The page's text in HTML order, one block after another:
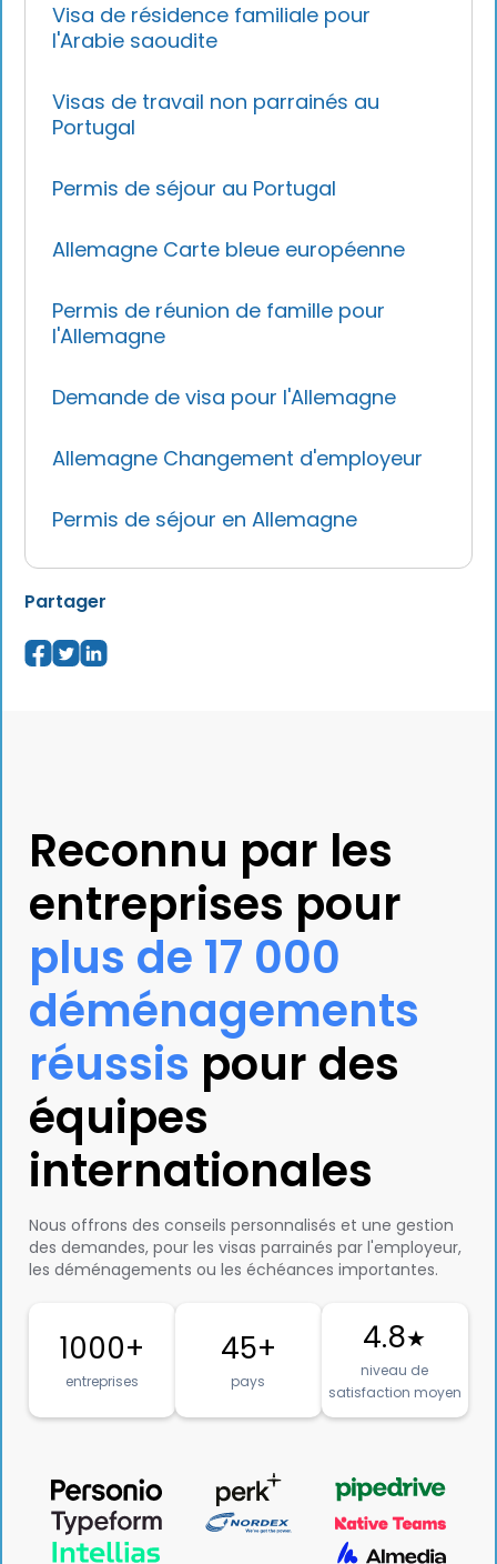
Visa de résidence familiale pour
l'Arabie saoudite
Visas de travail non parrainés au
Portugal
Permis de séjour au Portugal
Allemagne Carte bleue européenne
Permis de réunion de famille pour
l'Allemagne
Demande de visa pour l'Allemagne
Allemagne Changement d'employeur
Permis de séjour en Allemagne
Partager
Reconnu par les
entreprises pour
plus de 17 000
déménagements
réussis pour des
équipes
internationales
Nous offrons des conseils personnalisés et une gestion
des demandes, pour les visas parrainés par l'employeur,
les déménagements ou les échéances importantes.
1000+
entreprises
45+
pays
4.8★
niveau de
satisfaction moyen